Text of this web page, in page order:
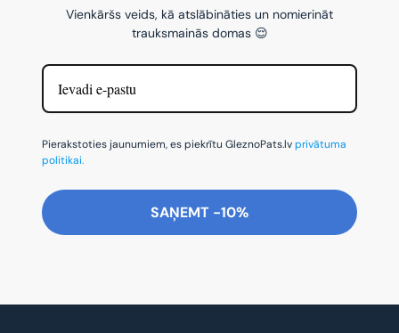
Vienkāršs veids, kā atslābināties un nomierināt
trauksmainās domas 😌
Pierakstoties jaunumiem, es piekrītu GleznoPats.lvprivātuma
politikai.
SAŅEMT -10%